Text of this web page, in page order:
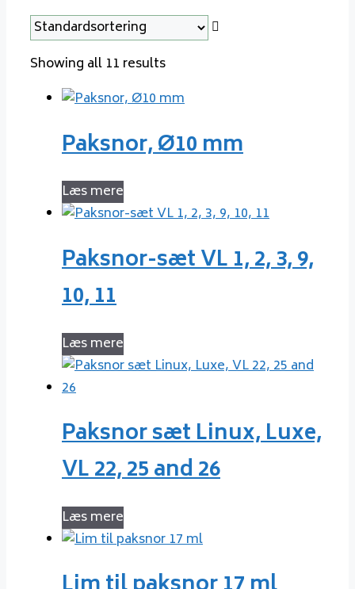
Showing all 11 results
Paksnor, Ø10 mm
Læs mere
Paksnor-sæt VL 1, 2, 3, 9,
10, 11
Læs mere
Paksnor sæt Linux, Luxe,
VL 22, 25 and 26
Læs mere